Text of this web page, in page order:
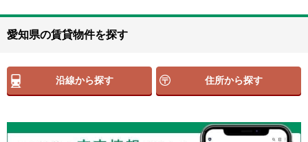
愛知県の賃貸物件を探す
沿線から探す 住所から探す